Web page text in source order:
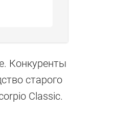
Конкуренты
старого
Classic.